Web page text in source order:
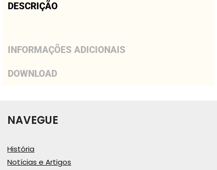
DESCRIÇÃO
INFORMAÇÕES ADICIONAIS
DOWNLOAD
NAVEGUE
História
Notícias e Artigos